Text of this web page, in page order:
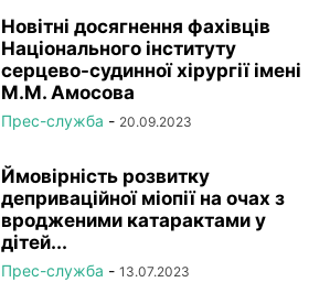
Новітні досягнення фахівців
Національного інституту
серцево-судинної хірургії імeні
М.М. Амосова
Прес-служба - 20.09.2023
Ймовірність розвитку
деприваційної міопії на очах з
вродженими катарактами у
дітей...
Прес-служба - 13.07.2023